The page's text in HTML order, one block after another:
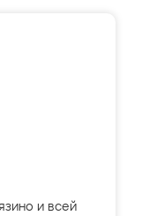
и всей